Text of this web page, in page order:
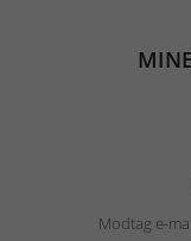
Modtag e-